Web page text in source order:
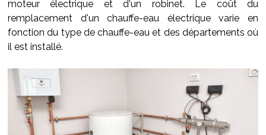
moteur électrique et d'un robinet. Le coût du
remplacement d'un chauffe-eau électrique varie en
fonction du type de chauffe-eau et des départements où
il est installé.